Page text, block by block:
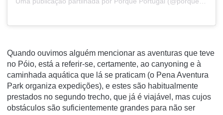
Quando ouvimos alguém mencionar as aventuras que teve
no Póio, está a referir-se, certamente, ao canyoning e à
caminhada aquática que lá se praticam (o Pena Aventura
Park organiza expedições), e estes são habitualmente
prestados no segundo trecho, que já é viajável , mas cujos
obstáculos são suficientemente grandes para não ser